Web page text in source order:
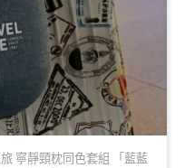
寧靜頸枕同色套組 「藍藍